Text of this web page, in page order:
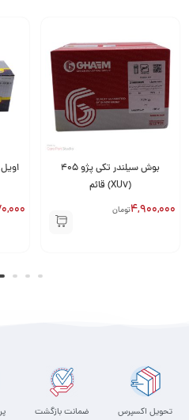
بوش سیلندر تکی پژو 405
(XU7) قائم
4,900,000تومان
تحویل اکسپرس ضمانت بازگشت